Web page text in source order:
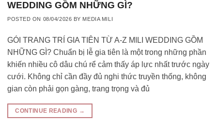
WEDDING GỒM NHỮNG GÌ?
POSTED ON 08/04/2026 BY MEDIA MILI
GÓI TRANG TRÍ GIA TIÊN TỪ A-Z MILI WEDDING GỒM
NHỮNG GÌ? Chuẩn bị lễ gia tiên là một trong những phần
khiến nhiều cô dâu chú rể cảm thấy áp lực nhất trước ngày
cưới. Không chỉ cần đầy đủ nghi thức truyền thống, không
gian còn phải gọn gàng, trang trọng và đủ
CONTINUE READING →